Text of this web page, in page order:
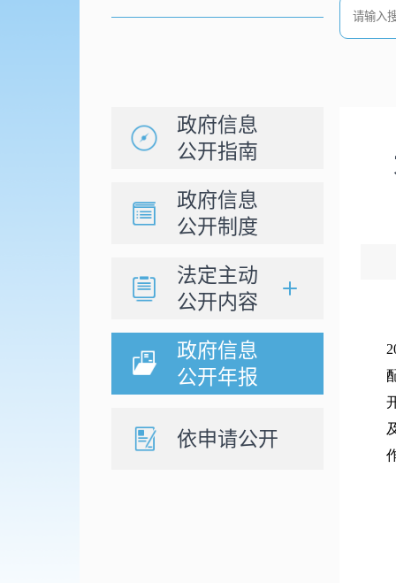
政府信息
公开指南
政府信息
公开制度
法定主动
公开内容
政府信息
公开年报
依申请公开